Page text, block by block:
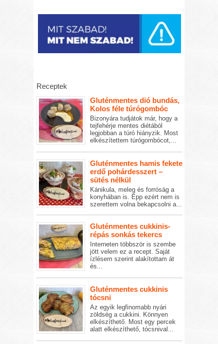
Receptek
Gluténmentes dió bundás,
Kolos féle túrógombóc
Bizonyára tudjátok már, hogy a
tejfehérje mentes diétából
legjobban a túró hiányzik. Most
elkészítettem túrógombócot,...
Gluténmentes hamis fekete
erdő pohárdesszert –
sütés nélkül
Kánikula, meleg és forróság a
konyhában is. Épp ezért nem is
szerettem volna bekapcsolni a...
Gluténmentes cukkinis-
répás sonkás tekercs
Interneten többször is szembe
jött velem ez a recept. Saját
ízlésem szerint alakítottam át
és...
Gluténmentes cukkinis
tócsni
Az egyik legfinomabb nyári
zöldség a cukkini. Könnyen
elkészíthető. Most egy percek
alatt elkészíthető, tócsnival...